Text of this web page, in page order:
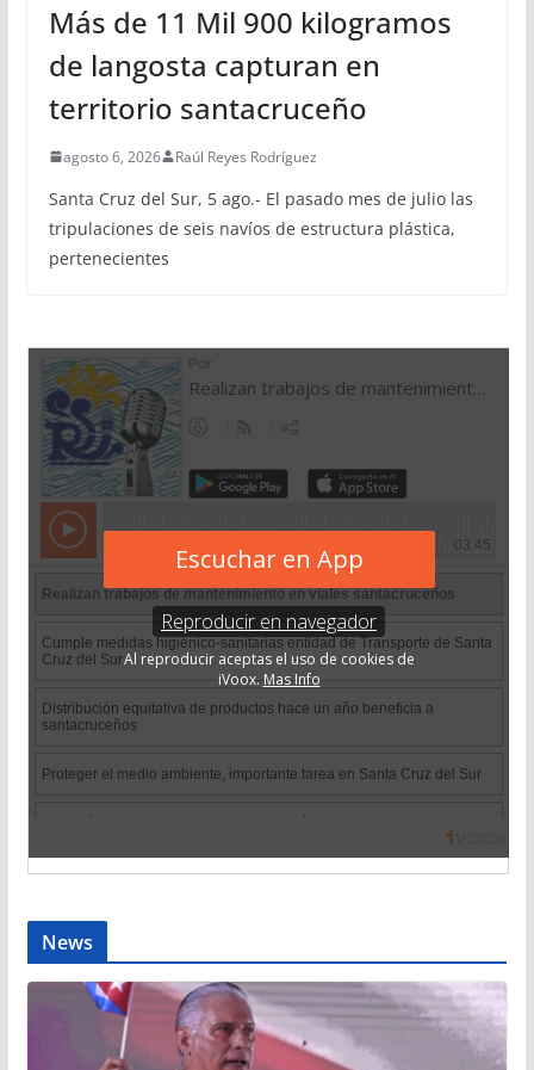
Más de 11 Mil 900 kilogramos
de langosta capturan en
territorio santacruceño
agosto 6, 2026 Raúl Reyes Rodríguez
Santa Cruz del Sur, 5 ago.- El pasado mes de julio las
tripulaciones de seis navíos de estructura plástica,
pertenecientes
News